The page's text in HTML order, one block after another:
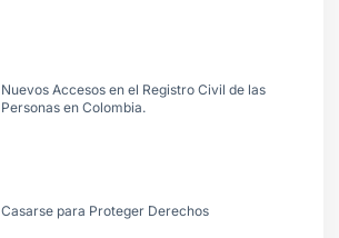
Nuevos Accesos en el Registro Civil de las
Personas en Colombia.
Casarse para Proteger Derechos